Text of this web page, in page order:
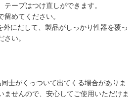
ープはつけ直しができます。
留めてください。
にだして、製品がしっかり性器を覆っ
い。
士がくっついて出てくる場合がありま
ませんので、安心してご使用いただけま